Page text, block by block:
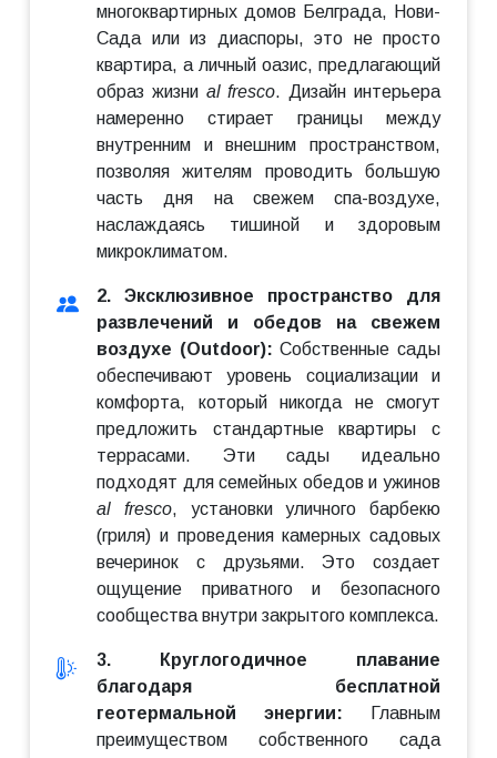
многоквартирных домов Белграда, Нови-
Сада или из диаспоры, это не просто
квартира, а личный оазис, предлагающий
образ жизни al fresco. Дизайн интерьера
намеренно стирает границы между
внутренним и внешним пространством,
позволяя жителям проводить большую
часть дня на свежем спа-воздухе,
наслаждаясь тишиной и здоровым
микроклиматом.
2. Эксклюзивное пространство для
развлечений и обедов на свежем
воздухе (Outdoor): Собственные сады
обеспечивают уровень социализации и
комфорта, который никогда не смогут
предложить стандартные квартиры с
террасами. Эти сады идеально
подходят для семейных обедов и ужинов
al fresco, установки уличного барбекю
(гриля) и проведения камерных садовых
вечеринок с друзьями. Это создает
ощущение приватного и безопасного
сообщества внутри закрытого комплекса.
3. Круглогодичное плавание
благодаря бесплатной
геотермальной энергии: Главным
преимуществом собственного сада